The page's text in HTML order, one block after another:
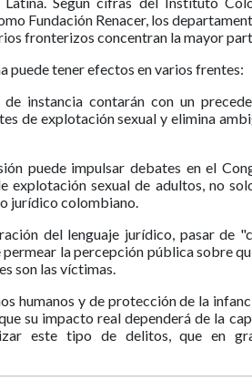
Fundación Renacer, los
fronterizos concentran la mayor
puede tener efectos en varios frentes:
de instancia contarán con un
de explotación sexual y elimina
puede impulsar debates en el
explotación sexual de adultos, no
jurídico colombiano.
del lenguaje jurídico, pasar de
la percepción pública sobre
son las víctimas.
humanos y de protección de la
su impacto real dependerá de la
este tipo de delitos, que en